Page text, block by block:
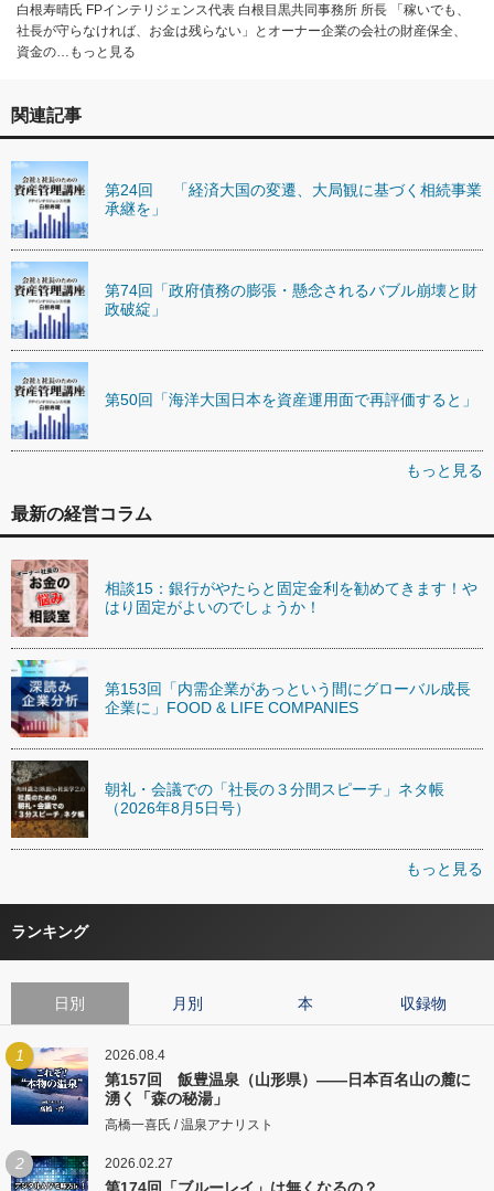
白根寿晴氏 FPインテリジェンス代表 白根目黒共同事務所 所長 「稼いでも、
社長が守らなければ、お金は残らない」とオーナー企業の会社の財産保全、
資金の…もっと見る
関連記事
第24回 「経済大国の変遷、大局観に基づく相続事業
承継を」
第74回「政府債務の膨張・懸念されるバブル崩壊と財
政破綻」
第50回「海洋大国日本を資産運用面で再評価すると」
もっと見る
最新の経営コラム
相談15：銀行がやたらと固定金利を勧めてきます！や
はり固定がよいのでしょうか！
第153回「内需企業があっという間にグローバル成長
企業に」FOOD & LIFE COMPANIES
朝礼・会議での「社長の３分間スピーチ」ネタ帳
（2026年8月5日号）
もっと見る
ランキング
日別 月別 本 収録物
1 2026.08.4
第157回 飯豊温泉（山形県）――日本百名山の麓に
湧く「森の秘湯」
高橋一喜氏 / 温泉アナリスト
2 2026.02.27
第174回「ブルーレイ」は無くなるの？